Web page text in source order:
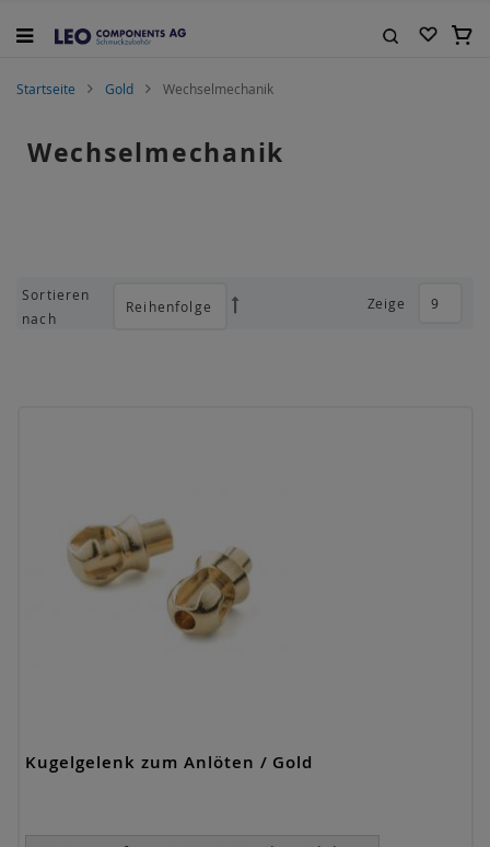
Inhalt
Startseite Gold Wechselmechanik
Wechselmechanik
Zeige
Sortieren
nach
Absteigend
Kugelgelenk zum Anlöten / Gold